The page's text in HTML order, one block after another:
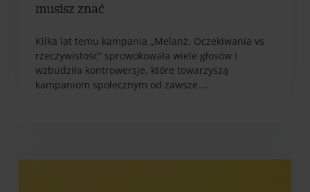
musisz znać
Kilka lat temu kampania „Melanż. Oczekiwania vs
rzeczywistość” sprowokowała wiele głosów i
wzbudziła kontrowersje, które towarzyszą
kampaniom społecznym od zawsze....